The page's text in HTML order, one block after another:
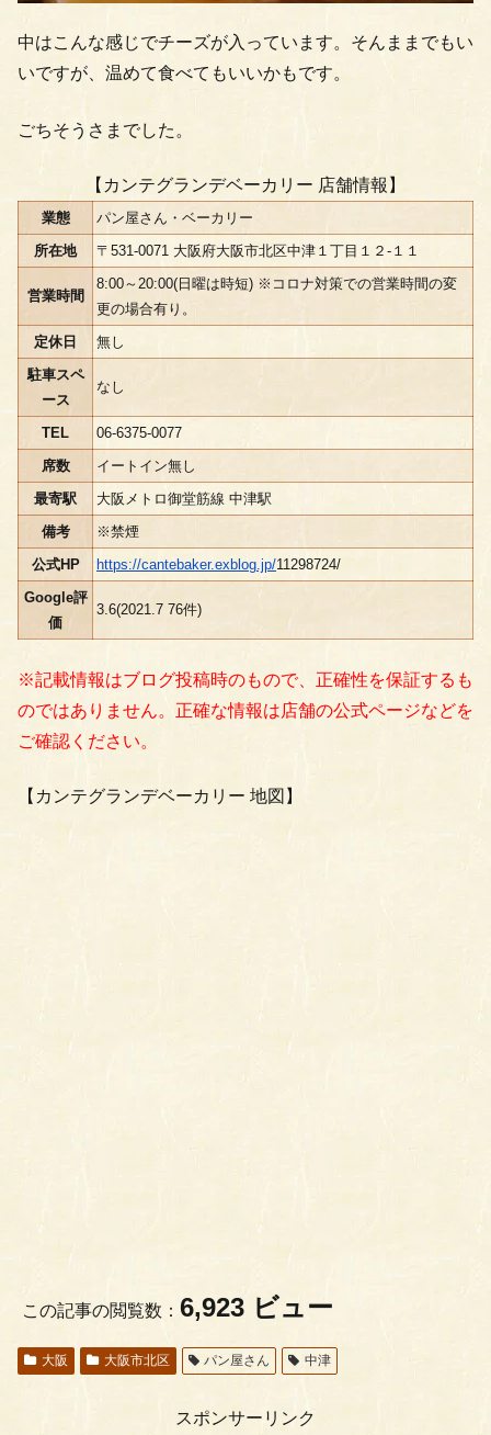
中はこんな感じでチーズが入っています。そんままでもい
いですが、温めて食べてもいいかもです。
ごちそうさまでした。
【カンテグランデベーカリー 店舗情報】
業態
パン屋さん・ベーカリー
所在地
〒531-0071 大阪府大阪市北区中津１丁目１２-１１
営業時間
8:00～20:00(日曜は時短) ※コロナ対策での営業時間の変
更の場合有り。
定休日
無し
駐車スペ
ース
なし
TEL
06-6375-0077
席数
イートイン無し
最寄駅
大阪メトロ御堂筋線 中津駅
備考
※禁煙
公式HP
https://cantebaker.exblog.jp/11298724/
Google評
価
3.6(2021.7 76件)
※記載情報はブログ投稿時のもので、正確性を保証するも
のではありません。正確な情報は店舗の公式ページなどを
ご確認ください。
【カンテグランデベーカリー 地図】
この記事の閲覧数： 6,923 ビュー
大阪 大阪市北区 パン屋さん 中津
スポンサーリンク